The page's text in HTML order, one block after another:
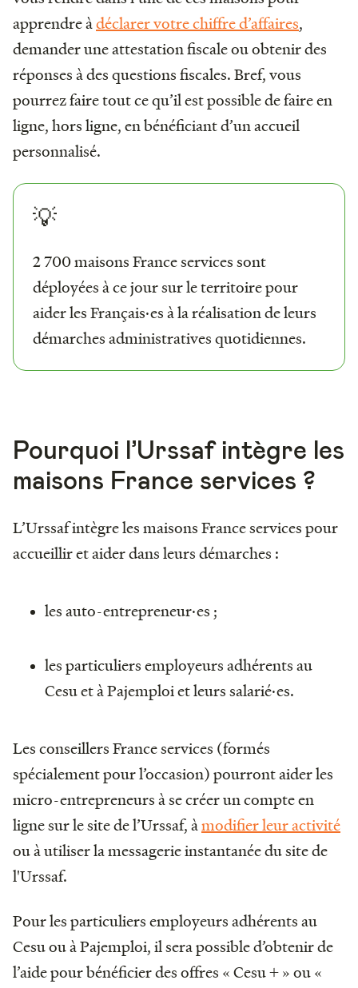
apprendre àdéclarer votre chiffre d’affaires,
demander une attestation fiscale ou obtenir des
réponses à des questions fiscales. Bref, vous
pourrez faire tout ce qu’il est possible de faire en
ligne, hors ligne, en bénéficiant d’un accueil
personnalisé.
💡
2 700 maisons France services sont
déployées à ce jour sur le territoire pour
aider les Français·es à la réalisation de leurs
démarches administratives quotidiennes.
Pourquoi l’Urssaf intègre les
maisons France services ?
L’Urssaf intègre les maisons France services pour
accueillir et aider dans leurs démarches :
les auto-entrepreneur·es ;
les particuliers employeurs adhérents au
Cesu et à Pajemploi et leurs salarié·es.
Les conseillers France services (formés
spécialement pour l’occasion) pourront aider les
micro-entrepreneurs à se créer un compte en
ligne sur le site de l’Urssaf, àmodifier leur activité
ou à utiliser la messagerie instantanée du site de
l'Urssaf.
Pour les particuliers employeurs adhérents au
Cesu ou à Pajemploi, il sera possible d’obtenir de
l’aide pour bénéficier des offres « Cesu + » ou «